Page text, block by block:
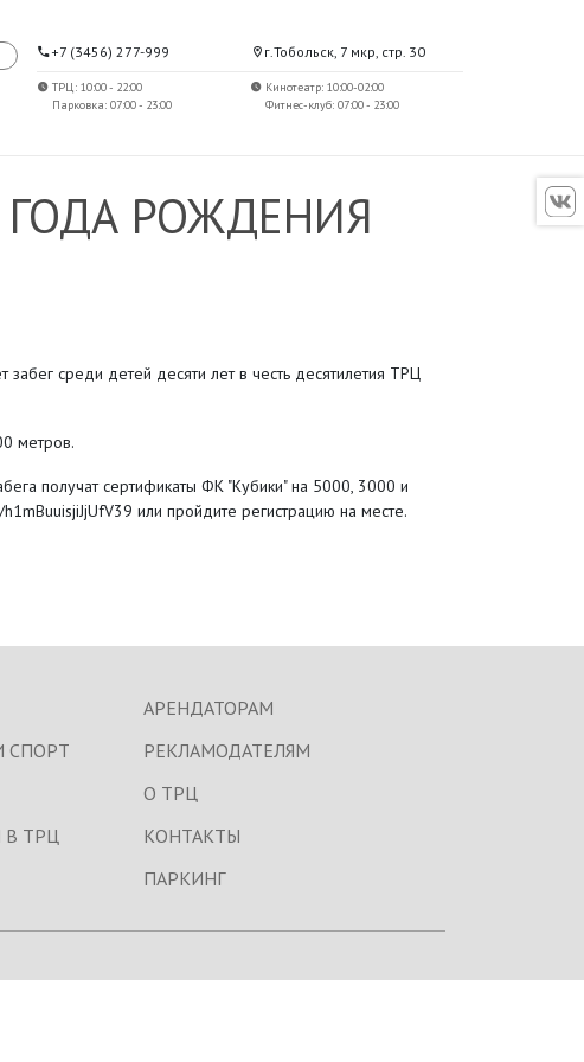
+7 (3456) 277-999 г.Тобольск, 7 мкр, стр. 30
ТРЦ: 10:00 - 22:00
Парковка: 07:00 - 23:00
Кинотеатр: 10:00-02:00
Фитнес-клуб: 07:00 - 23:00
ГОДА РОЖДЕНИЯ
среди детей десяти лет в честь десятилетия ТРЦ
метров.
получат сертификаты ФК "Кубики" на 5000, 3000 и
или пройдите регистрацию на месте.
СПОРТ
В ТРЦ
АРЕНДАТОРАМ
РЕКЛАМОДАТЕЛЯМ
О ТРЦ
КОНТАКТЫ
ПАРКИНГ